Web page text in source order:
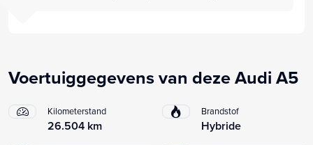
Voertuiggegevens van deze Audi A5
Kilometerstand
26.504 km
Brandstof
Hybride